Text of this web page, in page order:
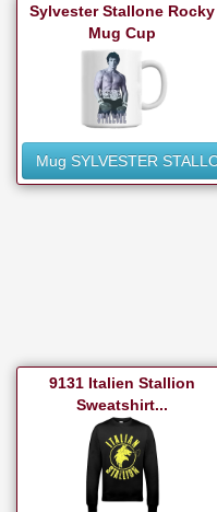
Sylvester Stallone Rocky
Mug Cup
Mug SYLVESTER
9131 Italien Stallion
Sweatshirt...